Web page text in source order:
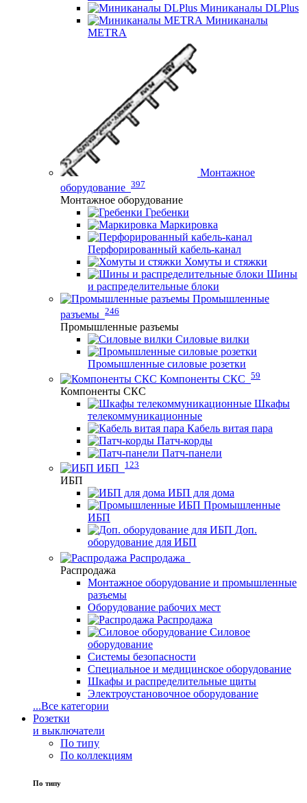
Миниканалы DLPlus
Миниканалы
METRA
Монтажное
оборудование 397
Монтажное оборудование
Гребенки
Маркировка
Перфорированный кабель-канал
Хомуты и стяжки
Шины
и распределительные блоки
Промышленные
разъемы 246
Промышленные разъемы
Силовые вилки
Промышленные силовые розетки
Компоненты СКС 59
Компоненты СКС
Шкафы
телекоммуникационные
Кабель витая пара
Патч-корды
Патч-панели
ИБП
123
ИБП
ИБП для дома
Промышленные
ИБП
Доп.
оборудование для ИБП
Распродажа
Распродажа
Монтажное оборудование и промышленные
разъемы
Оборудование рабочих мест
Распродажа
Силовое
оборудование
Системы безопасности
Специальное и медицинское оборудование
Шкафы и распределительные щиты
Электроустановочное оборудование
...Все категории
Розетки
и выключатели
По типу
По коллекциям
По типу